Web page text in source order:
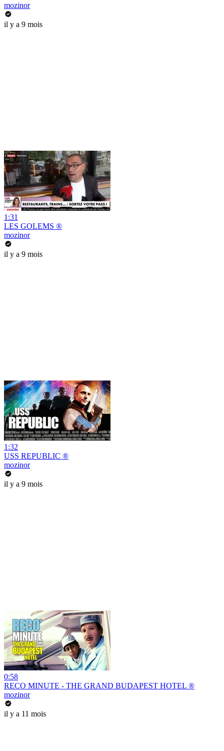
mozinor
il y a 9 mois
1:31
LES GOLEMS ®
mozinor
il y a 9 mois
1:32
USS REPUBLIC ®
mozinor
il y a 9 mois
0:58
RECO MINUTE - THE GRAND BUDAPEST HOTEL ®
mozinor
il y a 11 mois